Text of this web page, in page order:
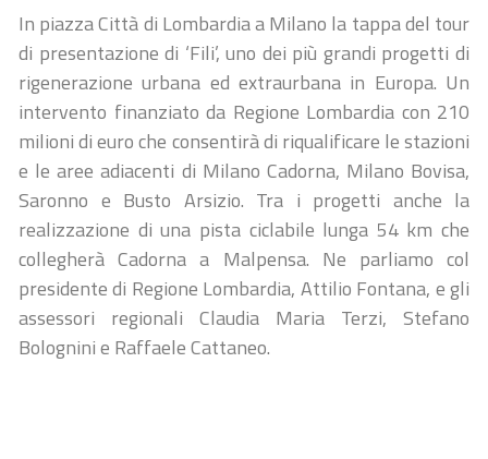
In piazza Città di Lombardia a Milano la tappa del tour
di presentazione di ‘Fili’, uno dei più grandi progetti di
rigenerazione urbana ed extraurbana in Europa. Un
intervento finanziato da Regione Lombardia con 210
milioni di euro che consentirà di riqualificare le stazioni
e le aree adiacenti di Milano Cadorna, Milano Bovisa,
Saronno e Busto Arsizio. Tra i progetti anche la
realizzazione di una pista ciclabile lunga 54 km che
collegherà Cadorna a Malpensa. Ne parliamo col
presidente di Regione Lombardia, Attilio Fontana, e gli
assessori regionali Claudia Maria Terzi, Stefano
Bolognini e Raffaele Cattaneo.